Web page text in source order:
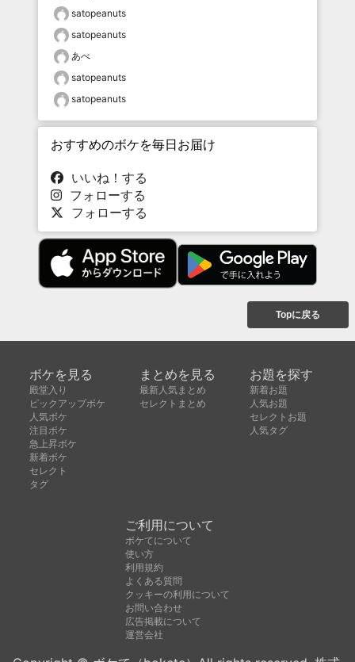
satopeanuts
satopeanuts
あべ
satopeanuts
satopeanuts
おすすめのボケを毎日お届け
いいね！する
フォローする
フォローする
Topに戻る
ボケを見る
殿堂入り
ピックアップボケ
人気ボケ
注目ボケ
急上昇ボケ
新着ボケ
セレクト
タグ
まとめを見る
最新人気まとめ
セレクトまとめ
お題を探す
新着お題
人気お題
セレクトお題
人気タグ
ご利用について
ボケてについて
使い方
利用規約
よくある質問
クッキーの利用について
お問い合わせ
広告掲載について
運営会社